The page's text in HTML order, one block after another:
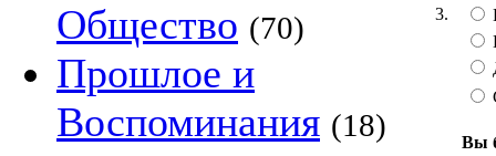
Общество (70)
Прошлое и
Воспоминания (18)
3.
Вы